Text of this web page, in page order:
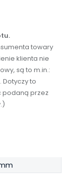
towary
klienta nie
są to m.in.:
Dotyczy to
podaną przez